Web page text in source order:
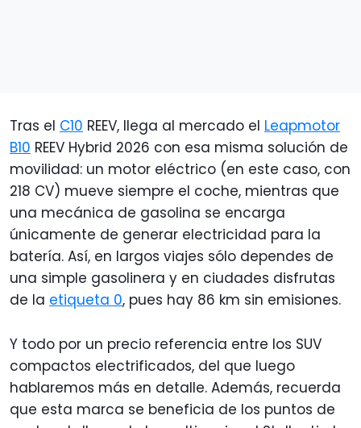
Tras el C10 REEV, llega al mercado el Leapmotor
B10 REEV Hybrid 2026 con esa misma solución de
movilidad: un motor eléctrico (en este caso, con
218 CV) mueve siempre el coche, mientras que
una mecánica de gasolina se encarga
únicamente de generar electricidad para la
batería. Así, en largos viajes sólo dependes de
una simple gasolinera y en ciudades disfrutas
de la etiqueta 0, pues hay 86 km sin emisiones.
Y todo por un precio referencia entre los SUV
compactos electrificados, del que luego
hablaremos más en detalle. Además, recuerda
que esta marca se beneficia de los puntos de